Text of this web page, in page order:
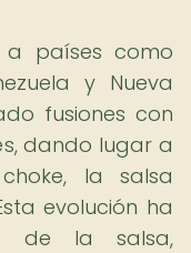
países como
y Nueva
fusiones con
dando lugar a
la salsa
evolución ha
de la salsa,